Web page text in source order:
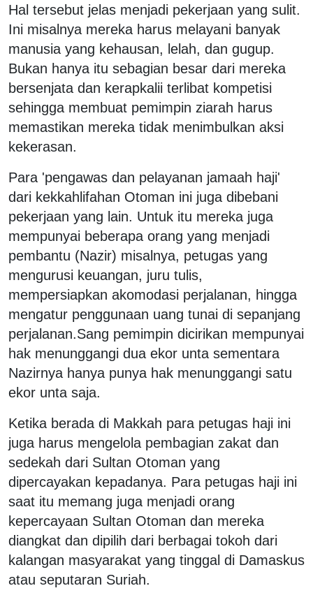
Hal tersebut jelas menjadi pekerjaan yang sulit.
Ini misalnya mereka harus melayani banyak
manusia yang kehausan, lelah, dan gugup.
Bukan hanya itu sebagian besar dari mereka
bersenjata dan kerapkalii terlibat kompetisi
sehingga membuat pemimpin ziarah harus
memastikan mereka tidak menimbulkan aksi
kekerasan.
Para 'pengawas dan pelayanan jamaah haji'
dari kekkahlifahan Otoman ini juga dibebani
pekerjaan yang lain. Untuk itu mereka juga
mempunyai beberapa orang yang menjadi
pembantu (Nazir) misalnya, petugas yang
mengurusi keuangan, juru tulis,
mempersiapkan akomodasi perjalanan, hingga
mengatur penggunaan uang tunai di sepanjang
perjalanan.Sang pemimpin dicirikan mempunyai
hak menunggangi dua ekor unta sementara
Nazirnya hanya punya hak menunggangi satu
ekor unta saja.
Ketika berada di Makkah para petugas haji ini
juga harus mengelola pembagian zakat dan
sedekah dari Sultan Otoman yang
dipercayakan kepadanya. Para petugas haji ini
saat itu memang juga menjadi orang
kepercayaan Sultan Otoman dan mereka
diangkat dan dipilih dari berbagai tokoh dari
kalangan masyarakat yang tinggal di Damaskus
atau seputaran Suriah.